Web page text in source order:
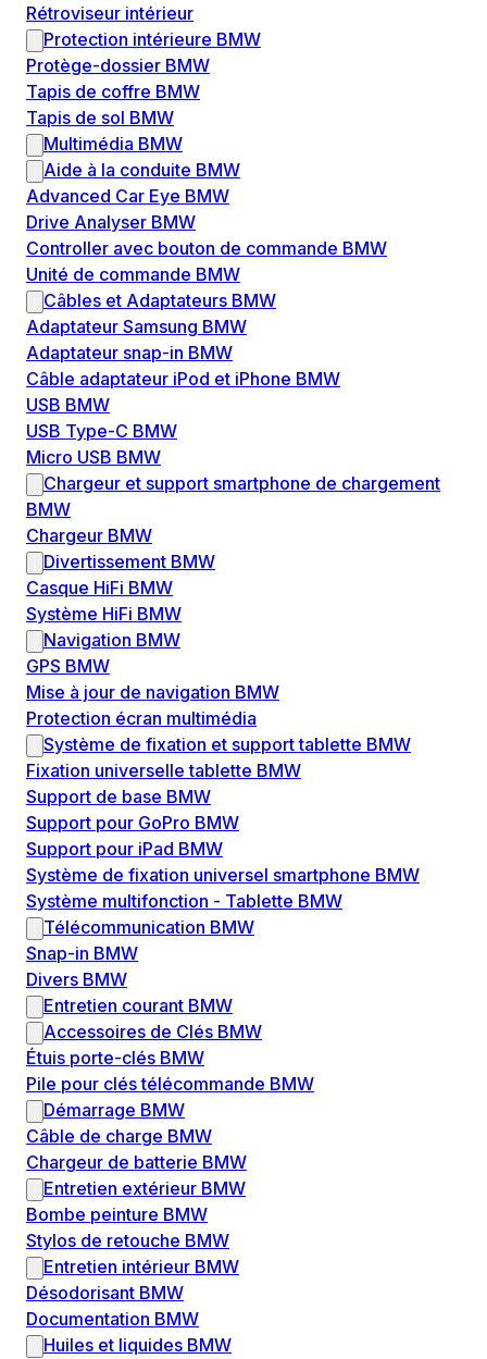
Rétroviseur intérieur
Protection intérieure BMW
Protège-dossier BMW
Tapis de coffre BMW
Tapis de sol BMW
Multimédia BMW
Aide à la conduite BMW
Advanced Car Eye BMW
Drive Analyser BMW
Controller avec bouton de commande BMW
Unité de commande BMW
Câbles et Adaptateurs BMW
Adaptateur Samsung BMW
Adaptateur snap-in BMW
Câble adaptateur iPod et iPhone BMW
USB BMW
USB Type-C BMW
Micro USB BMW
Chargeur et support smartphone de chargement
BMW
Chargeur BMW
Divertissement BMW
Casque HiFi BMW
Système HiFi BMW
Navigation BMW
GPS BMW
Mise à jour de navigation BMW
Protection écran multimédia
Système de fixation et support tablette BMW
Fixation universelle tablette BMW
Support de base BMW
Support pour GoPro BMW
Support pour iPad BMW
Système de fixation universel smartphone BMW
Système multifonction - Tablette BMW
Télécommunication BMW
Snap-in BMW
Divers BMW
Entretien courant BMW
Accessoires de Clés BMW
Étuis porte-clés BMW
Pile pour clés télécommande BMW
Démarrage BMW
Câble de charge BMW
Chargeur de batterie BMW
Entretien extérieur BMW
Bombe peinture BMW
Stylos de retouche BMW
Entretien intérieur BMW
Désodorisant BMW
Documentation BMW
Huiles et liquides BMW